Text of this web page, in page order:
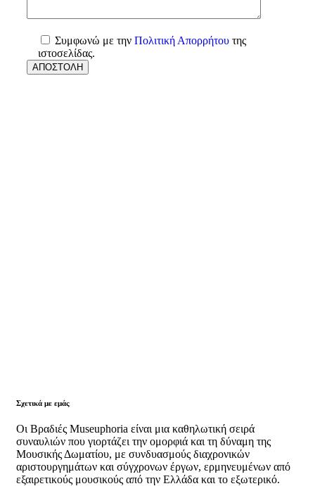
Συμφωνώ με την Πολιτική Απορρήτου της
ιστοσελίδας.
Σχετικά με εμάς
Οι Βραδιές Museuphoria είναι μια καθηλωτική σειρά
συναυλιών που γιορτάζει την ομορφιά και τη δύναμη της
Μουσικής Δωματίου, με συνδυασμούς διαχρονικών
αριστουργημάτων και σύγχρονων έργων, ερμηνευμένων από
εξαιρετικούς μουσικούς από την Ελλάδα και το εξωτερικό.